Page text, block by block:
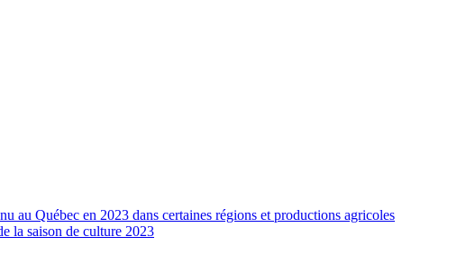
au Québec en 2023 dans certaines régions et productions agricoles
la saison de culture 2023